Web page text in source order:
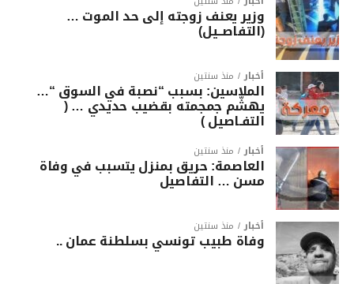
وزير يعنف زوجته إلى حد الموت …
(التفاصــيل)
أخبار منذ سنتين
الملاسين: بسبب “نصبة في السوق “…
يهشّم جمجمته بقضيب حديدي … (
التفـاصيل )
أخبار منذ سنتين
العاصمة: حريق بمنزل يتسبب في وفاة
مسن … التفاصيل
أخبار منذ سنتين
وفاة طبيب تونسي بسلطنة عمان ..